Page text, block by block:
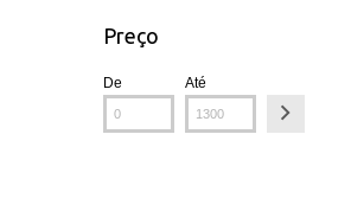
Preço
De Até